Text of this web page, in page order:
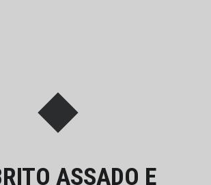
ASSADO E